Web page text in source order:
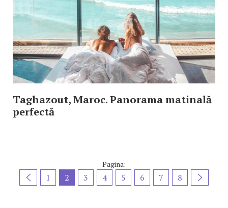
Taghazout, Maroc. Panorama matinală
perfectă
Pagina:
1 2 3 4 5 6 7 8